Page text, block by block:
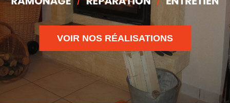
VOIR NOS RÉALISATIONS